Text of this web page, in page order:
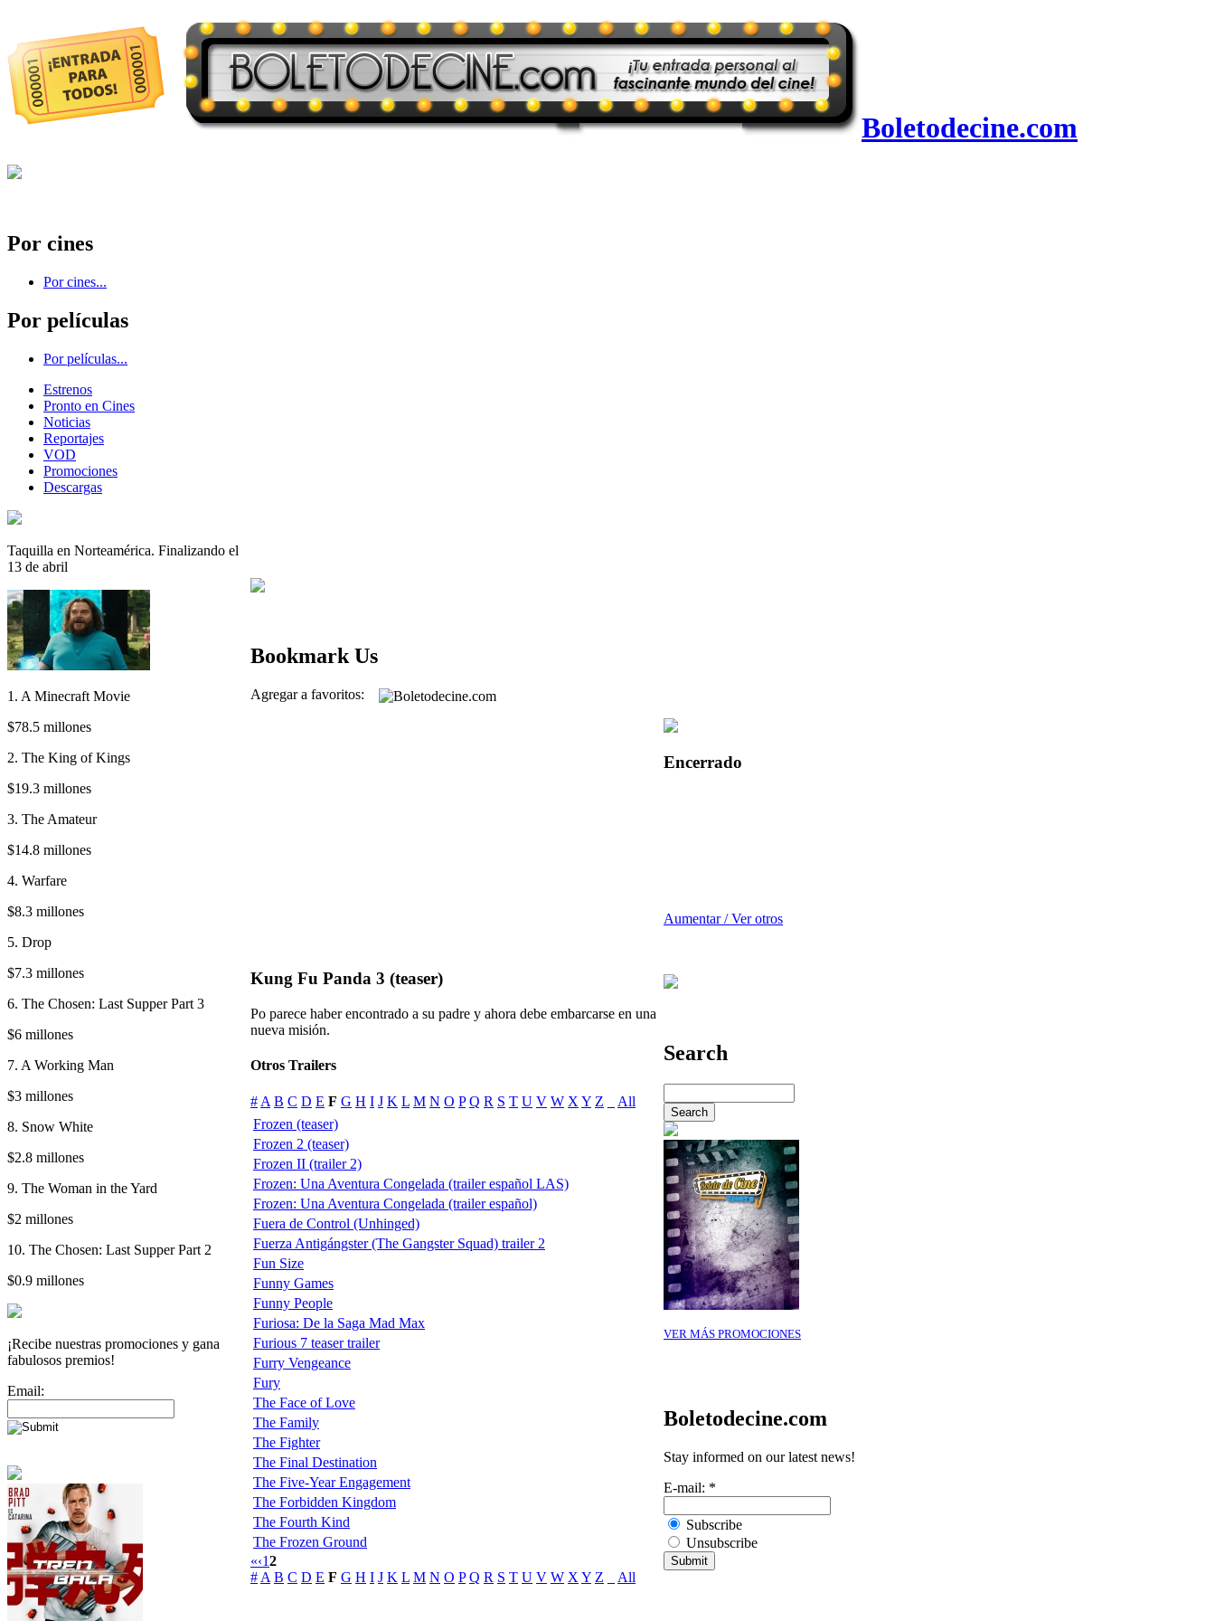
Boletodecine.com
Por cines
Por cines...
Por películas
Por películas...
Estrenos
Pronto en Cines
Noticias
Reportajes
VOD
Promociones
Descargas
Taquilla en Norteamérica. Finalizando el
13 de abril
1. A Minecraft Movie
$78.5 millones
2. The King of Kings
$19.3 millones
3. The Amateur
$14.8 millones
4. Warfare
$8.3 millones
5. Drop
$7.3 millones
6. The Chosen: Last Supper Part 3
$6 millones
7. A Working Man
$3 millones
8. Snow White
$2.8 millones
9. The Woman in the Yard
$2 millones
10. The Chosen: Last Supper Part 2
$0.9 millones
¡Recibe nuestras promociones y gana
fabulosos premios!
Email:
Bookmark Us
Agregar a favoritos:
Kung Fu Panda 3 (teaser)
Po parece haber encontrado a su padre y ahora debe embarcarse en una
nueva misión.
Otros Trailers
# A B C D E F G H I J K L M N O P Q R S T U V W X Y Z
All
Frozen (teaser)
Frozen 2 (teaser)
Frozen II (trailer 2)
Frozen: Una Aventura Congelada (trailer español LAS)
Frozen: Una Aventura Congelada (trailer español)
Fuera de Control (Unhinged)
Fuerza Antigángster (The Gangster Squad) trailer 2
Fun Size
Funny Games
Funny People
Furiosa: De la Saga Mad Max
Furious 7 teaser trailer
Furry Vengeance
Fury
The Face of Love
The Family
The Fighter
The Final Destination
The Five-Year Engagement
The Forbidden Kingdom
The Fourth Kind
The Frozen Ground
«‹12
# A B C D E F G H I J K L M N O P Q R S T U V W X Y Z All
Encerrado
Aumentar / Ver otros
Search
VER MÁS PROMOCIONES
Boletodecine.com
Stay informed on our latest news!
E-mail: *
Subscribe
Unsubscribe